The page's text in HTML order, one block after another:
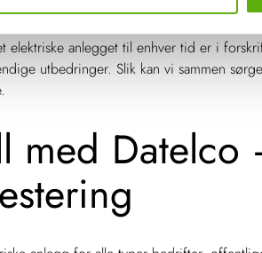
elektriske anlegget til enhver tid er i
utbedringer. Slik kan vi sammen
med Datelco